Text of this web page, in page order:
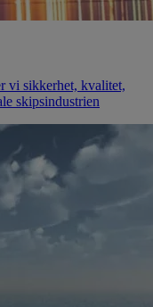
vi sikkerhet, kvalitet,
skipsindustrien